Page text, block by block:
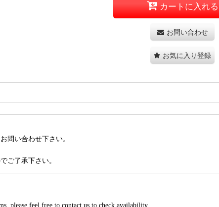
カートに入れる
お問い合わせ
お気に入り登録
問い合わせ下さい。
ご了承下さい。
please feel free to contact us to check availability.